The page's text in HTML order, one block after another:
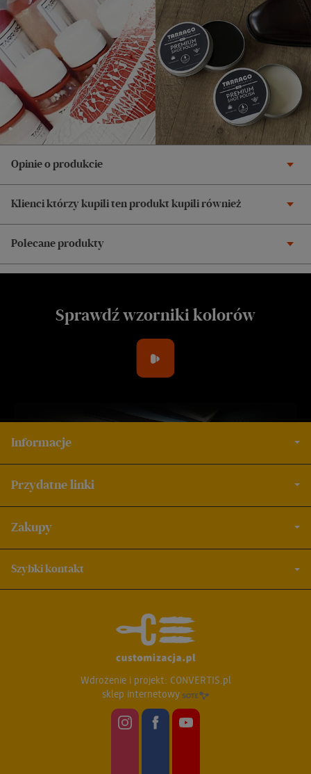
Opinie o produkcie
Klienci którzy kupili ten produkt kupili również
Polecane produkty
Sprawdź wzorniki kolorów
Informacje
Przydatne linki
Zakupy
Szybki kontakt
Wdrożenie i projekt: CONVERTIS.pl
sklep internetowy